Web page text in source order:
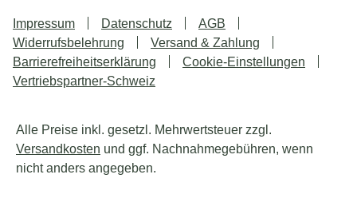
Alle Preise inkl. gesetzl. Mehrwertsteuer zzgl.
Versandkosten und ggf. Nachnahmegebühren, wenn
nicht anders angegeben.
Impressum Datenschutz
AGB
Widerrufsbelehrung
Versand & Zahlung
Barrierefreiheitserklärung
Cookie-Einstellungen
Vertriebspartner-Schweiz